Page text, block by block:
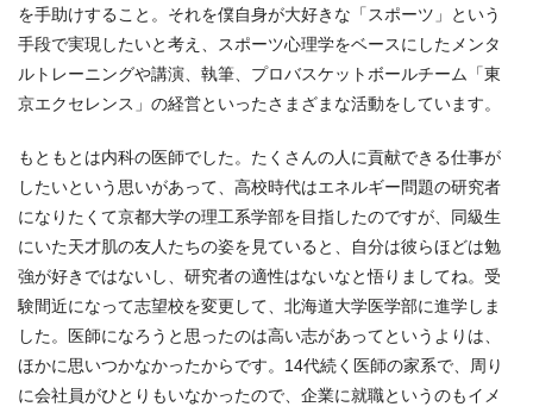
を手助けすること。それを僕自身が大好きな「スポーツ」という
手段で実現したいと考え、スポーツ心理学をベースにしたメンタ
ルトレーニングや講演、執筆、プロバスケットボールチーム「東
京エクセレンス」の経営といったさまざまな活動をしています。
もともとは内科の医師でした。たくさんの人に貢献できる仕事が
したいという思いがあって、高校時代はエネルギー問題の研究者
になりたくて京都大学の理工系学部を目指したのですが、同級生
にいた天才肌の友人たちの姿を見ていると、自分は彼らほどは勉
強が好きではないし、研究者の適性はないなと悟りましてね。受
験間近になって志望校を変更して、北海道大学医学部に進学しま
した。医師になろうと思ったのは高い志があってというよりは、
ほかに思いつかなかったからです。14代続く医師の家系で、周り
に会社員がひとりもいなかったので、企業に就職というのもイメ